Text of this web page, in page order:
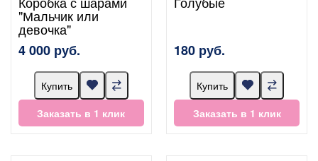
"Мальчик или
девочка"
4 000 руб.
Купить
Заказать в 1 клик
180 руб.
Купить
Заказать в 1 клик